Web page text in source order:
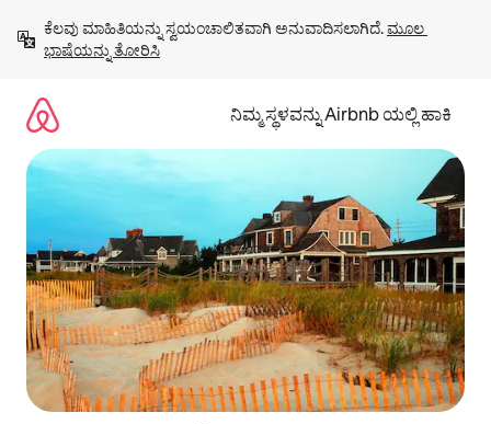
ಹೋಗಿ
ಕೆಲವು ಮಾಹಿತಿಯನ್ನು ಸ್ವಯಂಚಾಲಿತವಾಗಿ ಅನುವಾದಿಸಲಾಗಿದೆ. ಮೂಲ
ಭಾಷೆಯನ್ನು ತೋರಿಸಿ
ನಿಮ್ಮ ಸ್ಥಳವನ್ನು Airbnb ಯಲ್ಲಿ ಹಾಕಿ